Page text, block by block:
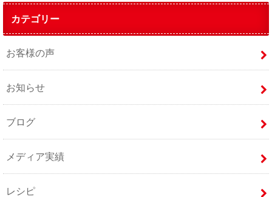
カテゴリー
お客様の声
お知らせ
ブログ
メディア実績
レシピ